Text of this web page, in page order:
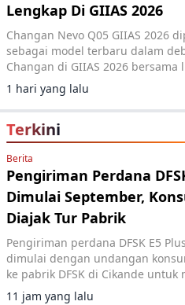
Lengkap Di GIIAS 2026
Changan Nevo Q05 GIIAS 2026
sebagai model terbaru dalam
Changan di GIIAS 2026 bersama
elektrifikasi lengkap.
1 hari yang lalu
Terkini
Berita
Pengiriman Perdana
Dimulai September,
Diajak Tur Pabrik
Pengiriman perdana DFSK E5
dimulai dengan undangan
ke pabrik DFSK di Cikande untuk
proses produksi PHEV.
11 jam yang lalu